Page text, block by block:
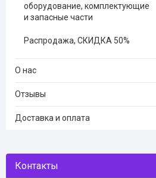
оборудование, комплектующие
и запасные части
Распродажа, СКИДКА 50%
О нас
Отзывы
Доставка и оплата